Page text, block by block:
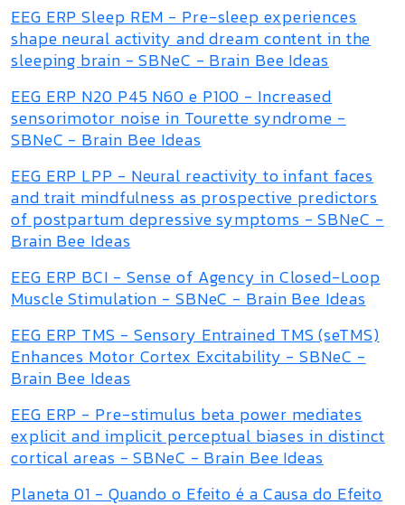
EEG ERP Sleep REM - Pre-sleep experiences
shape neural activity and dream content in the
sleeping brain - SBNeC - Brain Bee Ideas
EEG ERP N20 P45 N60 e P100 - Increased
sensorimotor noise in Tourette syndrome -
SBNeC - Brain Bee Ideas
EEG ERP LPP - Neural reactivity to infant faces
and trait mindfulness as prospective predictors
of postpartum depressive symptoms - SBNeC -
Brain Bee Ideas
EEG ERP BCI - Sense of Agency in Closed-Loop
Muscle Stimulation - SBNeC - Brain Bee Ideas
EEG ERP TMS - Sensory Entrained TMS (seTMS)
Enhances Motor Cortex Excitability - SBNeC -
Brain Bee Ideas
EEG ERP - Pre-stimulus beta power mediates
explicit and implicit perceptual biases in distinct
cortical areas - SBNeC - Brain Bee Ideas
Planeta 01 - Quando o Efeito é a Causa do Efeito